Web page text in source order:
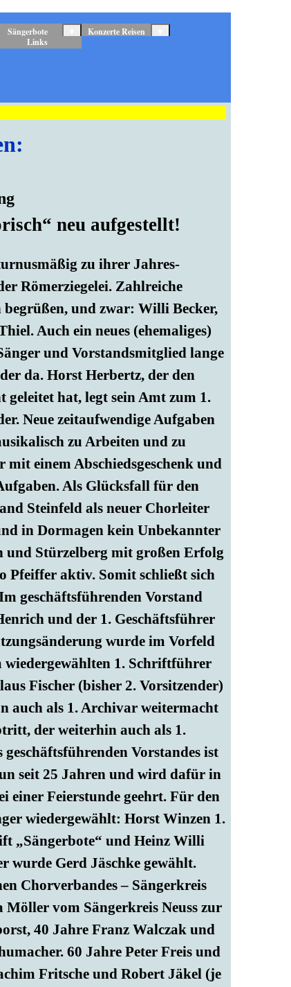
Sängerbote Konzerte Reisen
Links
neu aufgestellt!
zu ihrer Jahres-
Römerziegelei. Zahlreiche
und zwar: Willi Becker,
Auch ein neues (ehemaliges)
und Vorstandsmitglied lange
da. Horst Herbertz, der den
hat, legt sein Amt zum 1.
Neue zeitaufwendige Aufgaben
zu Arbeiten und zu
einem Abschiedsgeschenk und
Als Glücksfall für den
Steinfeld als neuer Chorleiter
in Dormagen kein Unbekannter
und Stürzelberg mit großen Erfolg
Pfeiffer aktiv. Somit schließt sich
geschäftsführenden Vorstand
und der 1. Geschäftsführer
wurde im Vorfeld
wiedergewählten 1. Schriftführer
Fischer (bisher 2. Vorsitzender)
auch als 1. Archivar weitermacht
der weiterhin auch als 1.
Vorstandes ist
seit 25 Jahren und wird dafür in
einer Feierstunde geehrt. Für den
wiedergewählt: Horst Winzen 1.
„Sängerbote“ und Heinz Willi
wurde Gerd Jäschke gewählt.
Chorverbandes – Sängerkreis
Möller vom Sängerkreis Neuss zur
40 Jahre Franz Walczak und
60 Jahre Peter Freis und
Fritsche und Robert Jäkel (je